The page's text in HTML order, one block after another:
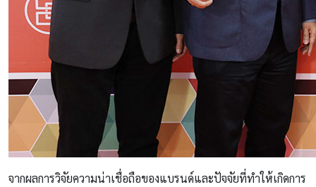
จากผลการวิจัยความน่าเชื่อถือของแบรนด์และปัจจัยที่ทำให้เกิดการ